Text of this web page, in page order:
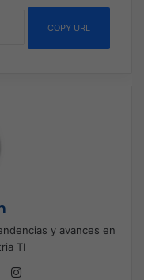
COPY URL
y avances en
TI
YouTube